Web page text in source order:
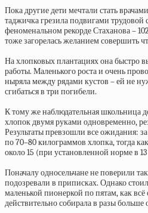
Пока другие дети мечтали стать
таджичка грезила подвигами
феноменальном рекорде Стаханова –
тоже загорелась желанием совершить
На хлопковых плантациях она быстро
работы. Маленького роста и очень
ныряла между рядами кустов – ей не
сгибаться в три погибели.
К тому же наблюдательная школьница
хлопок двумя руками одновременно,
Результаты превзошли все ожидания:
по 70–80 килограммов хлопка, тогда
около 15 (при установленной норме в 13
Поначалу односельчане не поверили
подозревали в приписках. Однако
маленькой пионеркой по пятам, как
действительно собирала в разы больше